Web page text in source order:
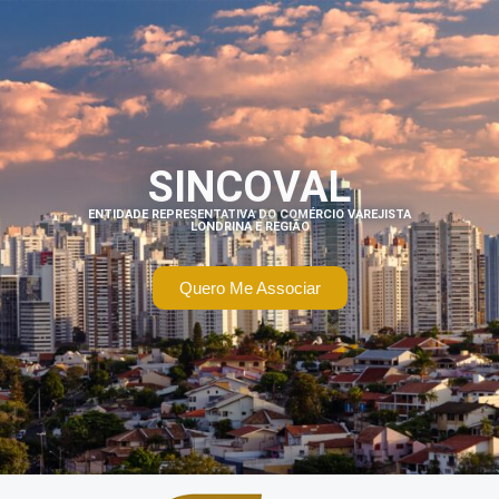
SINCOVAL
ENTIDADE REPRESENTATIVA DO COMÉRCIO VAREJISTA
LONDRINA E REGIÃO
Quero Me Associar